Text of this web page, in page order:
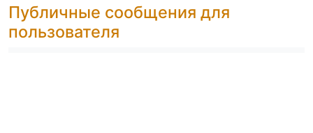
Публичные сообщения для
пользователя